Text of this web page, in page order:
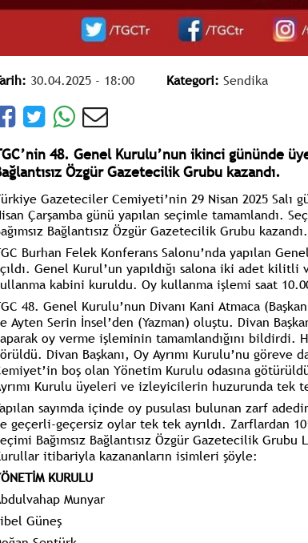
30.04.2025 - 18:00 Kategori: Sendika
48. Genel Kurulu’nun ikinci gününde
Özgür Gazetecilik Grubu kazandı.
Gazeteciler Cemiyeti’nin 29 Nisan 2025 Salı
Çarşamba günü yapılan seçimle tamamlandı.
Bağlantısız Özgür Gazetecilik Grubu kazandı.
Burhan Felek Konferans Salonu’nda yapılan
Genel Kurul’un yapıldığı salona iki adet kilitli
kabini kuruldu. Oy kullanma işlemi saat
48. Genel Kurulu’nun Divanı Kani Atmaca
Ayten Serin İnsel’den (Yazman) oluştu. Divan
oy verme işleminin tamamlandığını bildirdi.
Divan Başkanı, Oy Ayrımı Kurulu’nu göreve
boş olan Yönetim Kurulu odasına
Kurulu üyeleri ve izleyicilerin huzurunda tek
sayımda içinde oy pusulası bulunan zarf
geçerli-geçersiz oylar tek tek ayrıldı. Zarflardan
Bağımsız Bağlantısız Özgür Gazetecilik Grubu
itibariylakazananların isimleri şöyle:
KURULU
Munyar
Güneş